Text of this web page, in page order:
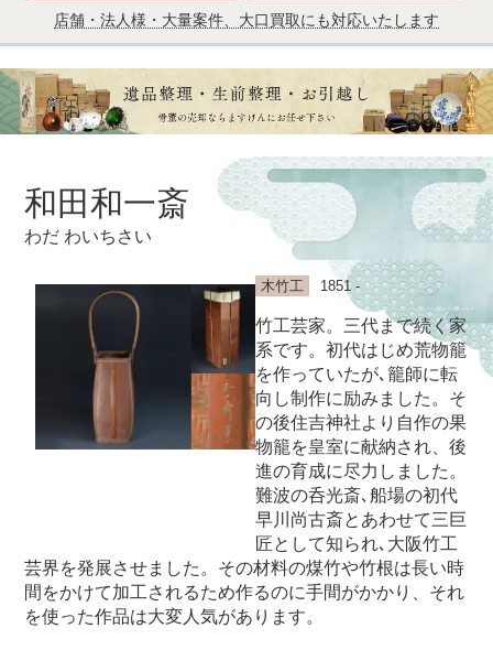
店舗・法人様・大量案件、大口買取にも対応いたします
和田和一斎
わだ わいちさい
木竹工 1851 -
竹工芸家。三代まで続く家
系です。初代はじめ荒物籠
を作っていたが､籠師に転
向し制作に励みました。そ
の後住吉神社より自作の果
物籠を皇室に献納され、後
進の育成に尽力しました。
難波の呑光斎､船場の初代
早川尚古斎とあわせて三巨
匠として知られ､大阪竹工
芸界を発展させました。その材料の煤竹や竹根は長い時
間をかけて加工されるため作るのに手間がかかり、それ
を使った作品は大変人気があります。